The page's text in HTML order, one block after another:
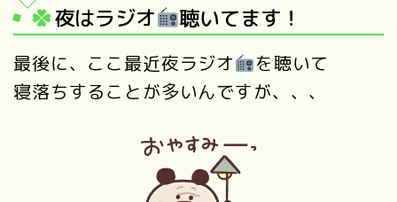
夜はラジオ 聴いてます！
最後に、ここ最近夜ラジオ
を聴いて
寝落ちすることが多いんですが、、、